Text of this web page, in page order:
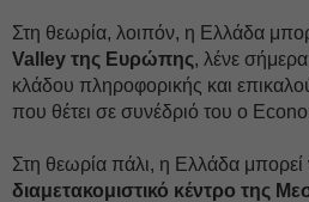
Στη θεωρία, λοιπόν, η Ελλάδα
Valley της Ευρώπης, λένε
κλάδου πληροφορικής και
που θέτει σε συνέδριό του o
Στη θεωρία πάλι, η Ελλάδα μπορεί
διαμετακομιστικό κέντρο της